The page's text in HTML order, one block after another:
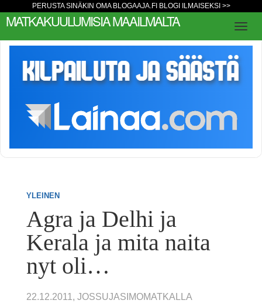
PERUSTA SINÄKIN OMA BLOGAAJA.FI BLOGI ILMAISEKSI >>
MATKAKUULUMISIA MAAILMALTA
YLEINEN
Agra ja Delhi ja
Kerala ja mita naita
nyt oli…
22.12.2011, JOSSUJASIMOMATKALLA